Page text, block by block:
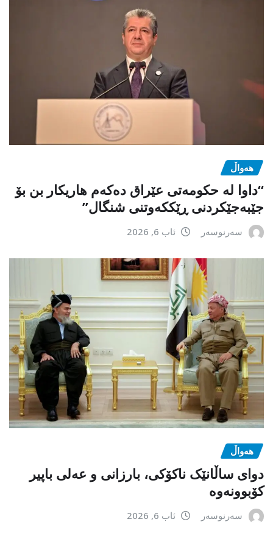
هەواڵ
“داوا لە حكومەتی عێراق دەكەم هاریكار بن بۆ
جێبەجێكردنی ڕێككەوتنی شنگال”
سەرنوسەر ئاب 6, 2026
هەواڵ
دوای ساڵانێک ناکۆکی، بارزانی و عەلی باپیر
کۆبوونەوە
سەرنوسەر ئاب 6, 2026